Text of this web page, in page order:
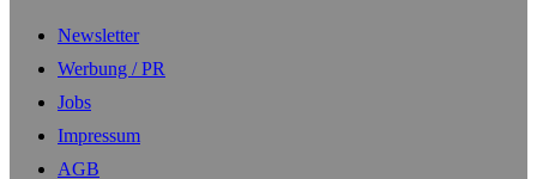
Newsletter
Werbung / PR
Jobs
Impressum
AGB